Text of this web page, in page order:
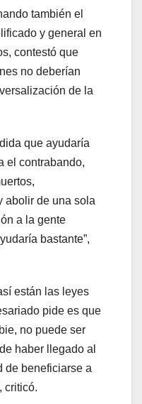
también el
y general en
contestó que
no deberían
de la
que ayudaría
el contrabando,
abolir de una sola
a la gente
bastante”,
están las leyes
pide es que
no puede ser
haber llegado al
de beneficiarse a
criticó.